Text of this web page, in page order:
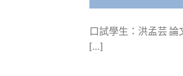
口試學生：洪孟芸
[…]